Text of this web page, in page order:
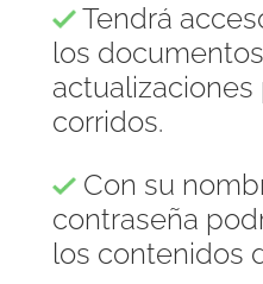
Tendrá
los
actualizaciones
corridos.
Con su
contraseña
los contenidos